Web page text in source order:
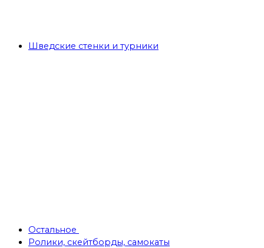
Шведские стенки и турники
Остальное
Ролики, скейтборды, самокаты